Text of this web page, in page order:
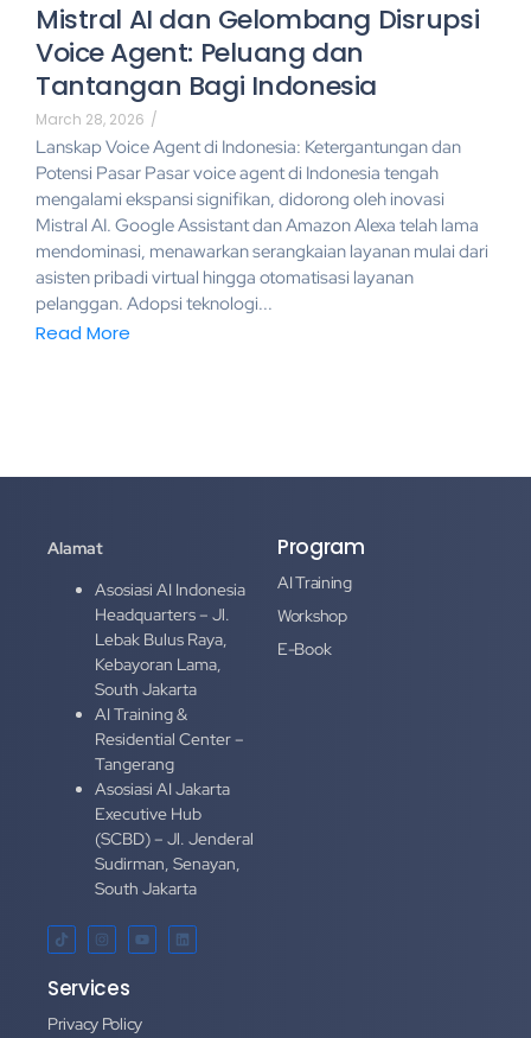
Mistral AI dan Gelombang Disrupsi
Voice Agent: Peluang dan
Tantangan Bagi Indonesia
March 28, 2026 /
Lanskap Voice Agent di Indonesia: Ketergantungan dan
Potensi Pasar Pasar voice agent di Indonesia tengah
mengalami ekspansi signifikan, didorong oleh inovasi
Mistral AI. Google Assistant dan Amazon Alexa telah lama
mendominasi, menawarkan serangkaian layanan mulai dari
asisten pribadi virtual hingga otomatisasi layanan
pelanggan. Adopsi teknologi...
Read More
Alamat
Asosiasi AI Indonesia
Headquarters – Jl.
Lebak Bulus Raya,
Kebayoran Lama,
South Jakarta
AI Training &
Residential Center –
Tangerang
Asosiasi AI Jakarta
Executive Hub
(SCBD) – Jl. Jenderal
Sudirman, Senayan,
South Jakarta
Program
AI Training
Workshop
E-Book
Services
Privacy Policy